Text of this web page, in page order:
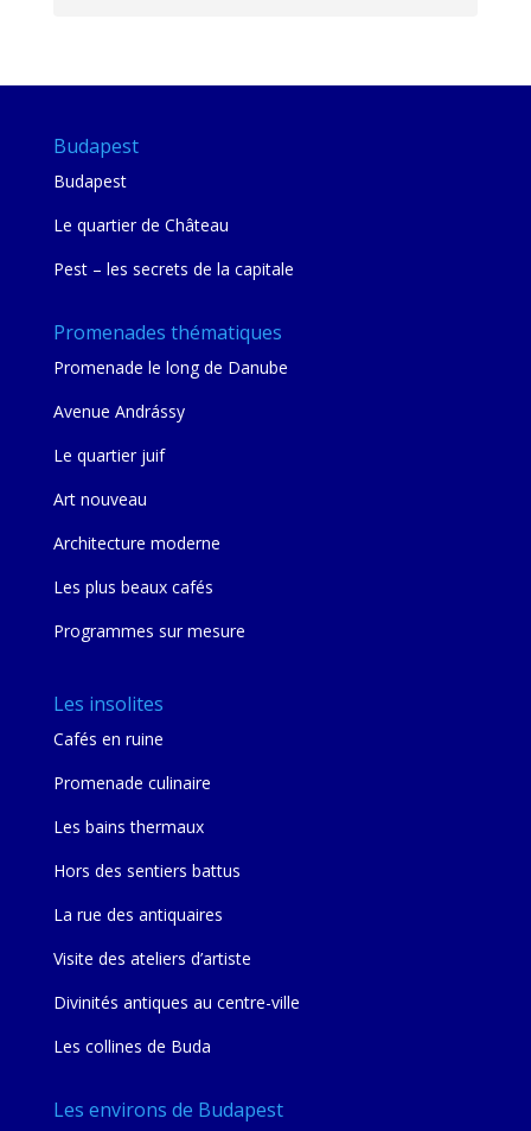
Budapest
Budapest
Le quartier de Château
Pest – les secrets de la capitale
Promenades thématiques
Promenade le long de Danube
Avenue Andrássy
Le quartier juif
Art nouveau
Architecture moderne
Les plus beaux cafés
Programmes sur mesure
Les insolites
Cafés en ruine
Promenade culinaire
Les bains thermaux
Hors des sentiers battus
La rue des antiquaires
Visite des ateliers d’artiste
Divinités antiques au centre-ville
Les collines de Buda
Les environs de Budapest